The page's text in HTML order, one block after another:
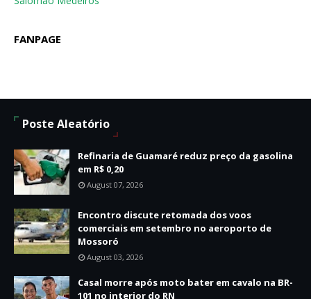
FANPAGE
Poste Aleatório
Refinaria de Guamaré reduz preço da gasolina
em R$ 0,20
August 07, 2026
Encontro discute retomada dos voos
comerciais em setembro no aeroporto de
Mossoró
August 03, 2026
Casal morre após moto bater em cavalo na BR-
101 no interior do RN